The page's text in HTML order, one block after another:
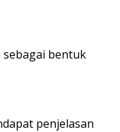
sebagai bentuk
penjelasan